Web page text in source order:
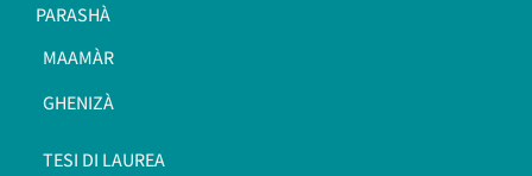
PARASHÀ
MAAMÀR
GHENIZÀ
TESI DI LAUREA